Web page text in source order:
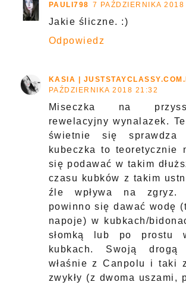
PAULI798 7 PAŹDZIERNIKA
Jakie śliczne. :)
Odpowiedz
KASIA |
PAŹDZIERNIKA 2018 21:32
Miseczka na
rewelacyjny wynalazek.
świetnie się
kubeczka to teoretycznie
się podawać w takim
czasu kubków z takim
źle wpływa na zgryz.
powinno się dawać wodę
napoje) w kubkach/
słomką lub po prostu
kubkach. Swoją
właśnie z Canpolu i taki
zwykły (z dwoma uszami,